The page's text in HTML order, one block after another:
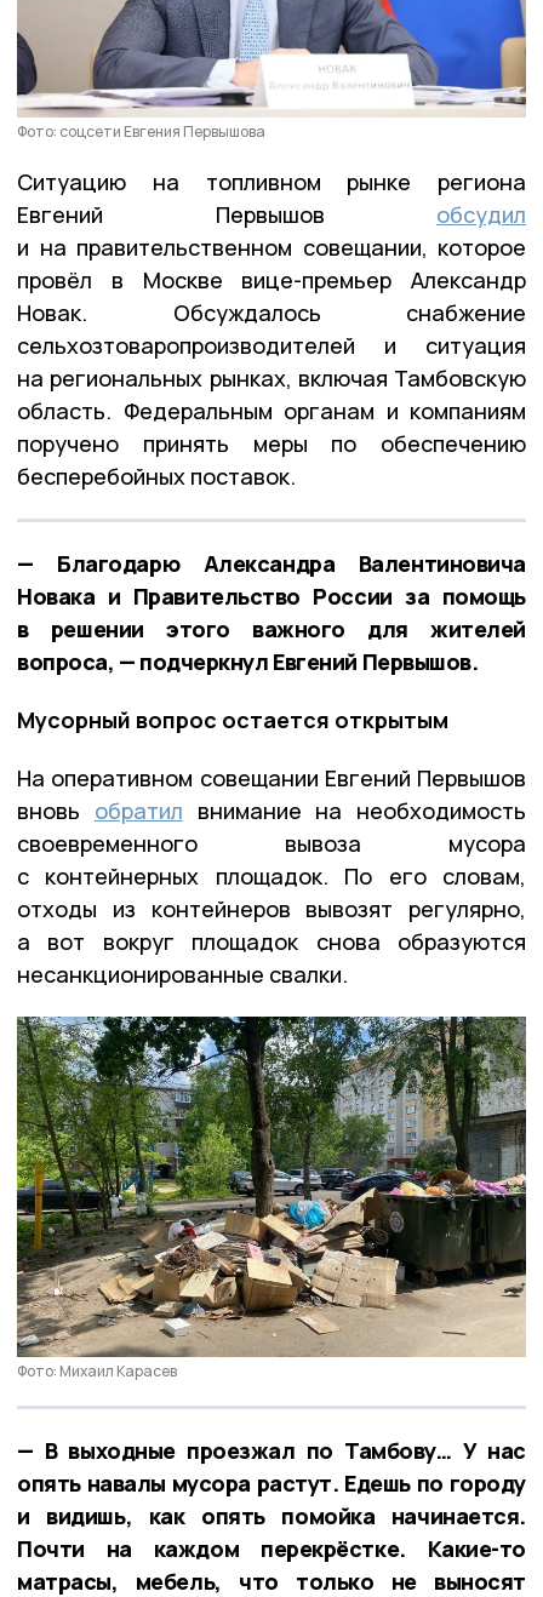
Фото: соцсети Евгения Первышова
Ситуацию на топливном рынке региона
Евгений Первышов обсудил
и на правительственном совещании, которое
провёл в Москве вице-премьер Александр
Новак. Обсуждалось снабжение
сельхозтоваропроизводителей и ситуация
на региональных рынках, включая Тамбовскую
область. Федеральным органам и компаниям
поручено принять меры по обеспечению
бесперебойных поставок.
— Благодарю Александра Валентиновича
Новака и Правительство России за помощь
в решении этого важного для жителей
вопроса, — подчеркнул Евгений Первышов.
Мусорный вопрос остается открытым
На оперативном совещании Евгений Первышов
вновь обратил внимание на необходимость
своевременного вывоза мусора
с контейнерных площадок. По его словам,
отходы из контейнеров вывозят регулярно,
а вот вокруг площадок снова образуются
несанкционированные свалки.
Фото: Михаил Карасев
— В выходные проезжал по Тамбову… У нас
опять навалы мусора растут. Едешь по городу
и видишь, как опять помойка начинается.
Почти на каждом перекрёстке. Какие-то
матрасы, мебель, что только не выносят